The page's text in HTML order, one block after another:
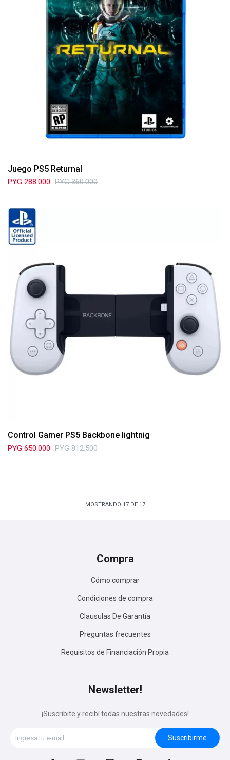
Juego PS5 Returnal
PYG 288.000 PYG 360.000
Control Gamer PS5 Backbone Iightnig
PYG 650.000 PYG 812.500
MOSTRANDO 17DE 17
Compra
Cómo comprar
Condiciones de compra
Clausulas De Garantía
Preguntas frecuentes
Requisitos de Financiación Propia
Newsletter!
¡Suscribite y recibí todas nuestras novedades!
Suscribirme